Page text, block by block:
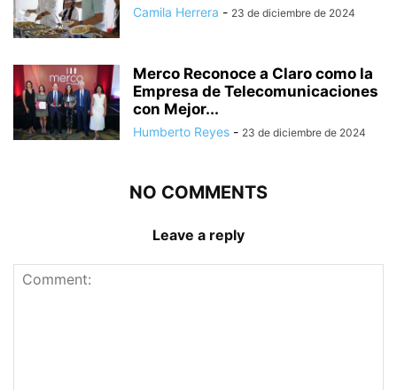
Camila Herrera - 23 de diciembre de 2024
Merco Reconoce a Claro como la
Empresa de Telecomunicaciones
con Mejor...
Humberto Reyes - 23 de diciembre de 2024
NO COMMENTS
Leave a reply